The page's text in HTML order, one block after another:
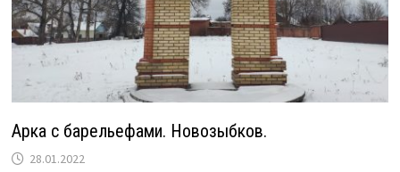
Арка с барельефами. Новозыбков.
28.01.2022